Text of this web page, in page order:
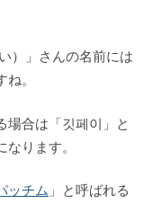
）」さんの名前には
。
場合は「깃페이」と
なります。
ッチム 」と呼ばれる